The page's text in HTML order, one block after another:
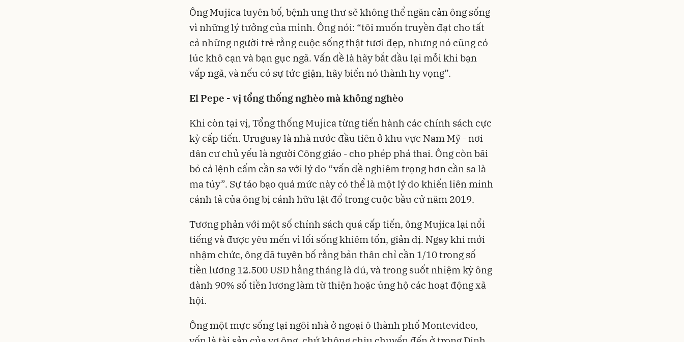
Ông Mujica tuyên bố, bệnh ung thư sẽ không thể ngăn cản ông sống
vì những lý tưởng của mình. Ông nói: “tôi muốn truyền đạt cho tất
cả những người trẻ rằng cuộc sống thật tươi đẹp, nhưng nó cũng có
lúc khô cạn và bạn gục ngã. Vấn đề là hãy bắt đầu lại mỗi khi bạn
vấp ngã, và nếu có sự tức giận, hãy biến nó thành hy vọng”.
El Pepe - vị tổng thống nghèo mà không nghèo
Khi còn tại vị, Tổng thống Mujica từng tiến hành các chính sách cực
kỳ cấp tiến. Uruguay là nhà nước đầu tiên ở khu vực Nam Mỹ - nơi
dân cư chủ yếu là người Công giáo - cho phép phá thai. Ông còn bãi
bỏ cả lệnh cấm cần sa với lý do “vấn đề nghiêm trọng hơn cần sa là
ma túy”. Sự táo bạo quá mức này có thể là một lý do khiến liên minh
cánh tả của ông bị cánh hữu lật đổ trong cuộc bầu cử năm 2019.
Tương phản với một số chính sách quá cấp tiến, ông Mujica lại nổi
tiếng và được yêu mến vì lối sống khiêm tốn, giản dị. Ngay khi mới
nhậm chức, ông đã tuyên bố rằng bản thân chỉ cần 1/10 trong số
tiền lương 12.500 USD hằng tháng là đủ, và trong suốt nhiệm kỳ ông
dành 90% số tiền lương làm từ thiện hoặc ủng hộ các hoạt động xã
hội.
Ông một mực sống tại ngôi nhà ở ngoại ô thành phố Montevideo,